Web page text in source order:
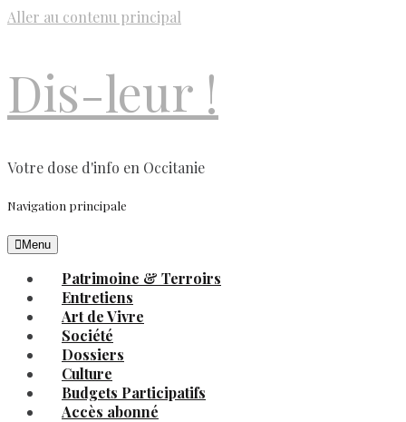
Aller au contenu principal
Dis-leur !
Votre dose d'info en Occitanie
Navigation principale
Menu
Patrimoine & Terroirs
Entretiens
Art de Vivre
Société
Dossiers
Culture
Budgets Participatifs
Accès abonné